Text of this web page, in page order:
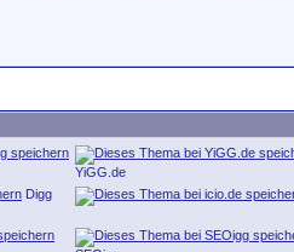
YiGG.de
Digg